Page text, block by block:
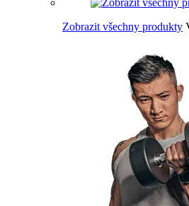
Zobrazit všechny produkty